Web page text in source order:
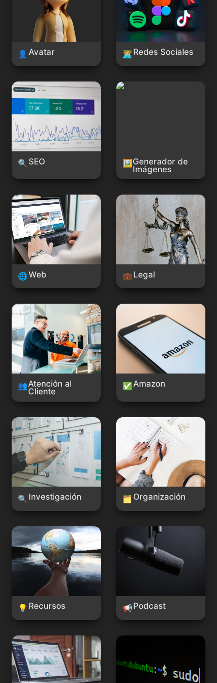
👤 Avatar 🧑🏼‍💻 Redes Sociales
SEO
🔍 SEO
Generador de Imágenes
🖼️ Generador de
Imágenes
Web
🌐Web
Legal
💼 Legal
Atención al Cliente
👥Atención al
Cliente
Amazon
✅ Amazon
Investigación
🔍 Investigación
Organización
🗂️ Organización
Recursos
💡 Recursos 📢 Podcast
Análisis de Datos Prompts